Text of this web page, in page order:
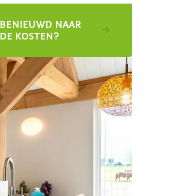
BENIEUWD NAAR
DE KOSTEN?